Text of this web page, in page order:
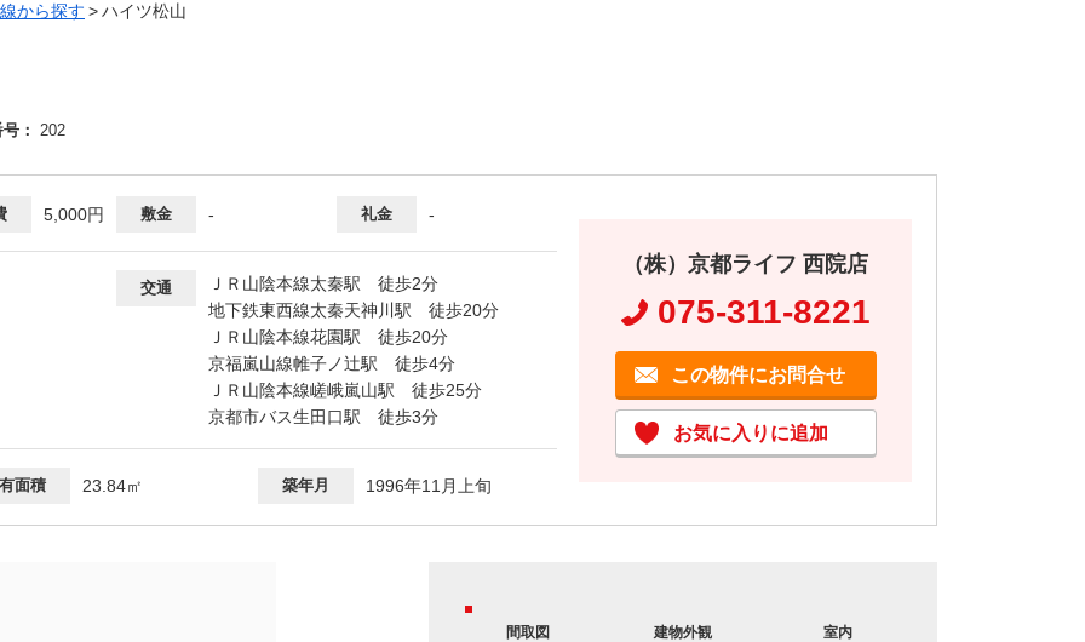
から探す >ハイツ松山
： 202
5,000円 敷金 - 礼金 -
交通
ＪＲ山陰本線太秦駅 徒歩2分
地下鉄東西線太秦天神川駅 徒歩20分
ＪＲ山陰本線花園駅 徒歩20分
京福嵐山線帷子ノ辻駅 徒歩4分
ＪＲ山陰本線嵯峨嵐山駅 徒歩25分
京都市バス生田口駅 徒歩3分
面積 23.84㎡ 築年月 1996年11月上旬
（株）京都ライフ 西院店
075-311-8221
この物件にお問合せ
お気に入りに追加
間取図 建物外観 室内